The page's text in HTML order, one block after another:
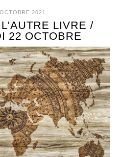
2021
LIVRE /
22 OCTOBRE